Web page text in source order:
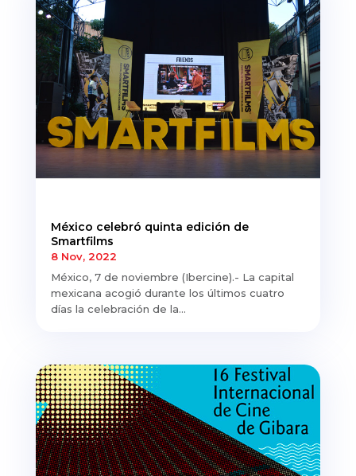
México celebró quinta edición de
Smartfilms
8 Nov, 2022
México, 7 de noviembre (Ibercine).- La capital
mexicana acogió durante los últimos cuatro
días la celebración de la...